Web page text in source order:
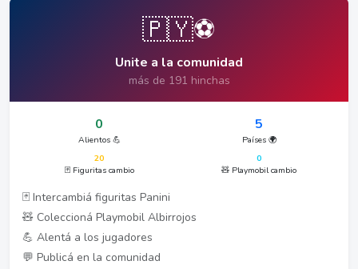
🇵🇾⚽
Unite a la comunidad
más de 191 hinchas
0
Alientos 💪
5
Países 🌍
20
🃏 Figuritas cambio
0
🧸 Playmobil cambio
🃏 Intercambiá figuritas Panini
🧸 Coleccioná Playmobil Albirrojos
💪 Alentá a los jugadores
💬 Publicá en la comunidad